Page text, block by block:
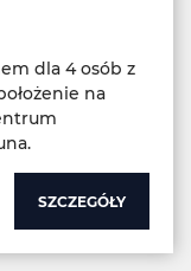
dla 4 osób z
na
SZCZEGÓŁY